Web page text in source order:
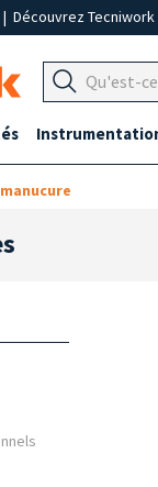
| Découvrez Tecniwork